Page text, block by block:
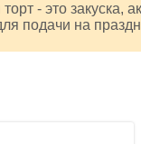
- это закуска,
подачи на